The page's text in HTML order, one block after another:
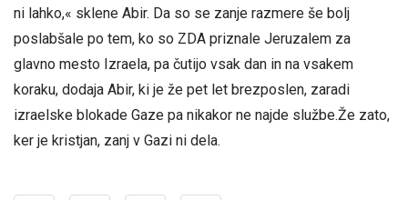
ni lahko,« sklene Abir. Da so se zanje razmere še bolj
poslabšale po tem, ko so ZDA priznale Jeruzalem za
glavno mesto Izraela, pa čutijo vsak dan in na vsakem
koraku, dodaja Abir, ki je že pet let brezposlen, zaradi
izraelske blokade Gaze pa nikakor ne najde službe.Že zato,
ker je kristjan, zanj v Gazi ni dela.